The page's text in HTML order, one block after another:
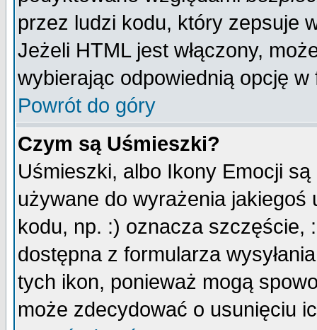
przez ludzi kodu, który zepsuje
Jeżeli HTML jest włączony,
wybierając odpowiednią opcję w
Powrót do góry
Czym są Uśmieszki?
Uśmieszki, albo Ikony Emocji
używane do wyrażenia
kodu, np. :) oznacza szczęście,
dostępna z formularza
tych ikon, ponieważ mogą
może zdecydować o usunięciu